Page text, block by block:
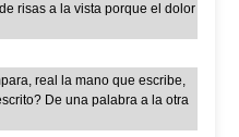
risas a la vista porque el dolor
real la mano que escribe,
De una palabra a la otra